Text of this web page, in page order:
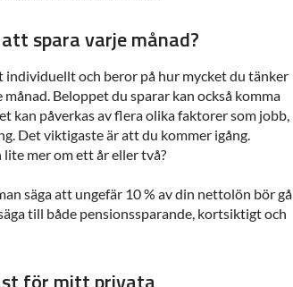
spara varje månad?
individuellt och beror på hur mycket du tänker
Beloppet du sparar kan också komma
kan påverkas av flera olika faktorer som jobb,
Det viktigaste är att du kommer igång.
lite mer om ett år eller två?
säga att ungefär 10 % av din nettolön bör gå
till både pensionssparande, kortsiktigt och